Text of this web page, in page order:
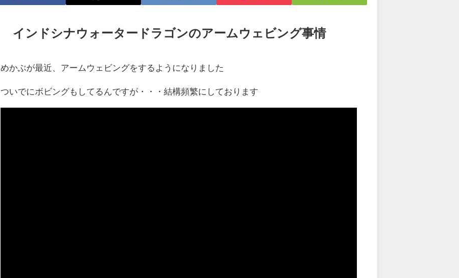
インドシナウォータードラゴンのアームウェビング事情
めかぶが最近、アームウェビングをするようになりました
ついでにボビングもしてるんですが・・・結構頻繁にしております